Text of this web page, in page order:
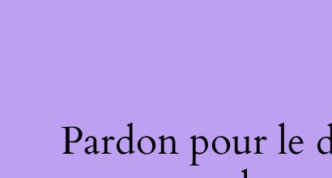
Pardon pour le